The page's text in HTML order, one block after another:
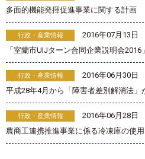
多面的機能発揮促進事業に関する計画
行政・産業情報
2016年07月13日
「室蘭市UIJターン合同企業説明会
行政・産業情報
2016年06月30日
平成28年4月から「障害者差別解消法」
行政・産業情報
2016年06月28日
農商工連携推進事業に係る冷凍庫の使